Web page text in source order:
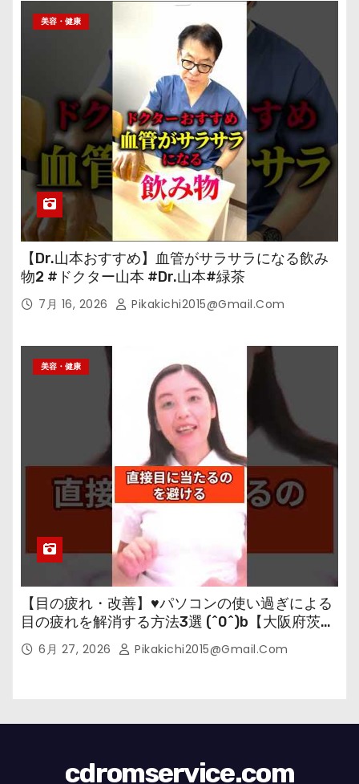
美容・健康
【Dr.山本おすすめ】血管がサラサラになる飲み
物2 #ドクター山本 #Dr.山本#緑茶
7月 16, 2026 Pikakichi2015@gmail.com
美容・健康
【目の疲れ・改善】♥パソコンの使い過ぎによる
目の疲れを解消する方法3選 (^0^)b【大阪府茨木
市の女性・美容鍼灸・整体師が教えます。】
6月 27, 2026 Pikakichi2015@gmail.com
cdromservice.com